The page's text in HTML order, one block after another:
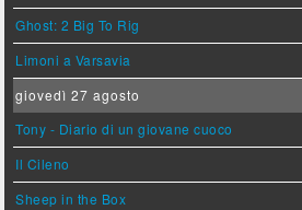
Ghost: 2 Big To Rig
Limoni a Varsavia
giovedì 27 agosto
Tony - Diario di un giovane cuoco
Il Cileno
Sheep in the Box